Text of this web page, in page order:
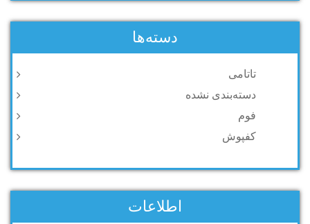
دسته‌ها
تاتامی
دسته‌بندی نشده
فوم
کفپوش
اطلاعات